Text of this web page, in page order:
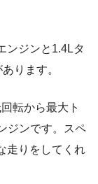
ンジンと1.4Lタ
ります。
転から最大ト
ジンです。スペ
走りをしてくれ